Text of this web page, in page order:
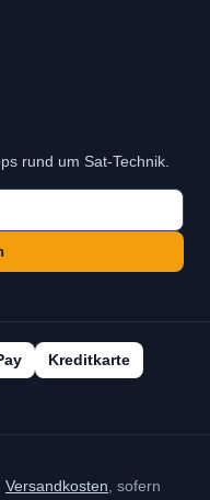
rund um Sat-Technik.
Kreditkarte
Versandkosten , sofern